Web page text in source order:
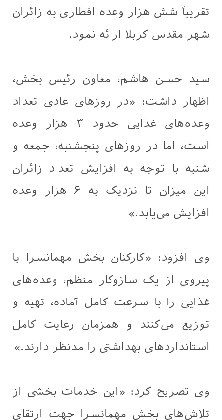
تقریباً شش هزار وعده افطاری به زائران
شهر مقدس کربلا ارائه نمود.
سید حسن هاشم، معاون رئیس بخش،
اظهار داشت: «در روزهای عادی تعداد
وعده‌های غذایی حدود ۳ هزار وعده
است، اما در روزهای پنجشنبه، جمعه و
شنبه با توجه به افزایش تعداد زائران
این میزان تا نزدیک به ۶ هزار وعده
افزایش می‌یابد.»
وی افزود: «کارکنان بخش مهمانسرا با
پیروی از یک سازوکار منظم، وعده‌های
غذایی را با سرعت کامل آماده، تهیه و
توزیع می‌کنند و همزمان رعایت کامل
استانداردهای بهداشتی را مدنظر دارند.»
وی تصریح کرد: «این خدمات بخشی از
تلاش‌های بخش مهمانسرا جهت ارتقای